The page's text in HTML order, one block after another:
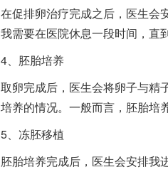
在促排卵治疗完成之后，医生会
我需要在医院休息一段时间，直
4、胚胎培养
取卵完成后，医生会将卵子与精
培养的情况。一般而言，胚胎培
5、冻胚移植
胚胎培养完成后，医生会安排我